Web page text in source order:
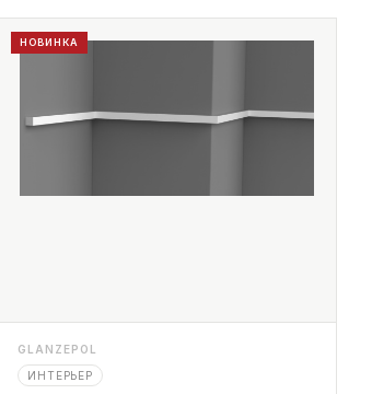
НОВИНКА
GLANZEPOL
ИНТЕРЬЕР